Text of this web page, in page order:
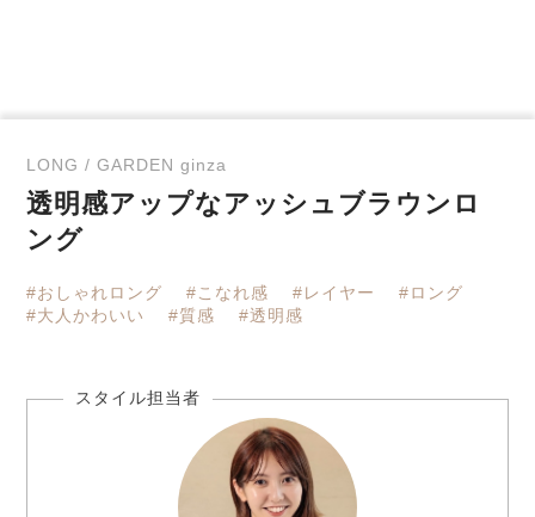
LONG / GARDEN ginza
透明感アップなアッシュブラウンロ
ング
#おしゃれロング #こなれ感 #レイヤー
#ロング
#大人かわいい
#質感 #透明感